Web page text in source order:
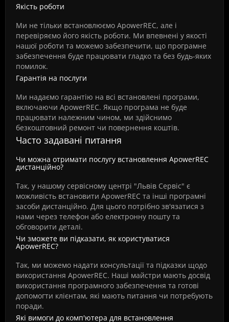
Якість роботи
Ми не тільки встановлюємо ApowerREC, але і
перевіряємо його якість роботи. Ми впевнені у якості
нашої роботи та можемо забезпечити, що програмне
забезпечення буде працювати гладко та без будь-яких
помилок.
Гарантія на послуги
Ми надаємо гарантію на всі встановлені програми,
включаючи ApowerREC. Якщо програма не буде
працювати належним чином, ми здійснимо
безкоштовний ремонт чи повернення коштів.
Часто задавані питання
Чи можна отримати послугу встановлення ApowerREC
дистанційно?
Так, у нашому сервісному центрі "Львів Сервіс" є
можливість встановити ApowerREC та інші програмні
засоби дистанційно. Для цього потрібно зв'язатися з
нами через телефон або електронну пошту та
обговорити деталі.
Чи зможете ви підказати, як користуватися
ApowerREC?
Так, ми можемо надати консультації та підказки щодо
використання ApowerREC. Наші майстри мають досвід
використання програмного забезпечення та готові
допомогти клієнтам, які мають питання чи потребують
поради.
Які вимоги до комп'ютера для встановлення